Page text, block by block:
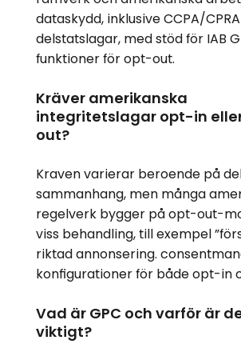
dataskydd, inklusive CCPA/
delstatslagar, med stöd för IAB
funktioner för opt-out.
Kräver amerikanska
integritetslagar opt-in
out?
Kraven varierar beroende på
sammanhang, men många
regelverk bygger på opt-out-
viss behandling, till exempel
riktad annonsering.
konfigurationer för både opt-in
Vad är GPC och varför är
viktigt?